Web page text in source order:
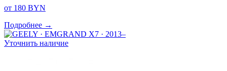
от 180 BYN
Подробнее →
Уточнить наличие